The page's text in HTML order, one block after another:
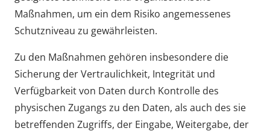
Maßnahmen, um ein dem Risiko angemessenes
Schutzniveau zu gewährleisten.
Zu den Maßnahmen gehören insbesondere die
Sicherung der Vertraulichkeit, Integrität und
Verfügbarkeit von Daten durch Kontrolle des
physischen Zugangs zu den Daten, als auch des sie
betreffenden Zugriffs, der Eingabe, Weitergabe, der